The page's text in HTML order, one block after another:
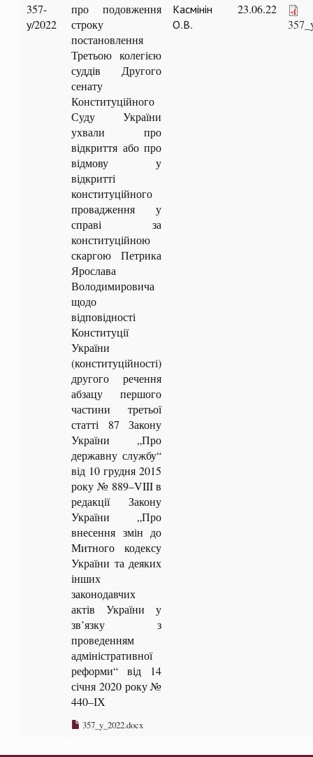
357-
у/2022
про подовження
строку
постановлення
Третьою колегією
суддів Другого
сенату
Конституційного
Суду України
ухвали про
відкриття або про
відмову у
відкритті
конституційного
провадження у
справі за
конституційною
скаргою Петрика
Ярослава
Володимировича
щодо
відповідності
Конституції
України
(конституційності)
другого речення
абзацу першого
частини третьої
статті 87 Закону
України „Про
державну службу“
від 10 грудня 2015
року № 889–VIII в
редакції Закону
України „Про
внесення змін до
Митного кодексу
України та деяких
інших
законодавчих
актів України у
зв’язку з
проведенням
адміністративної
реформи“ від 14
січня 2020 року №
440–ІХ
357_y_2022.docx
Касмінін
О.В.
23.06.22